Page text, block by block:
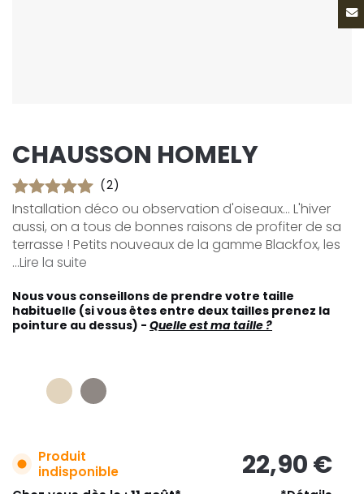
CHAUSSON HOMELY
(2)
Installation déco ou observation d'oiseaux... L'hiver
aussi, on a tous de bonnes raisons de profiter de sa
terrasse ! Petits nouveaux de la gamme Blackfox, les
...Lire la suite
Nous vous conseillons de prendre votre taille
habituelle (si vous êtes entre deux tailles prenez la
pointure au dessus) - Quelle est ma taille ?
Produit
indisponible
22,90 €